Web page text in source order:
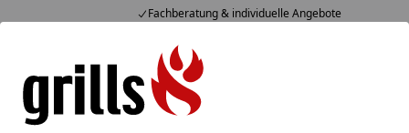
Fachberatung & individuelle Angebote
Alle Produkte
Mein Konto
Suchen